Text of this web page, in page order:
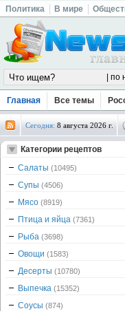
Политика В мире
Главная Все темы
Сегодня: 8 августа 2026 г.
Категории рецептов
Салаты (10495)
Супы (4506)
Мясо (8919)
Птица и яйца (7361)
Рыба (3698)
Овощи (1583)
Десерты (10780)
Выпечка (15352)
Соусы (874)